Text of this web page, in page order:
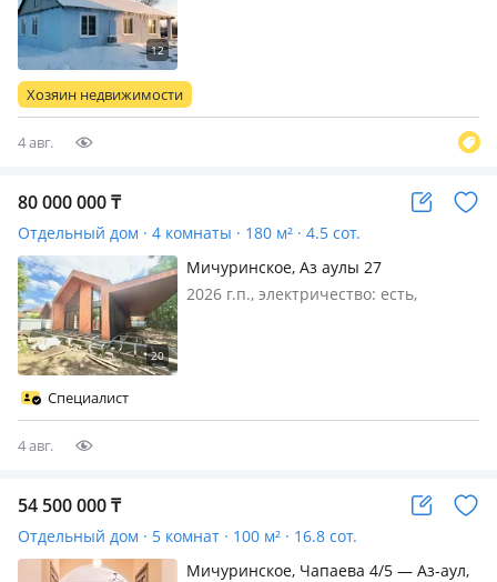
подолеку от речки не затопляемый
участок дом строил для…
Хозяин недвижимости
4 авг.
80 000 000₸
Отдельный дом · 4 комнаты · 180 м² · 4.5 сот.
Мичуринское, Аз аулы 27
2026 г.п., электричество: есть,
вариант для тех, кто ценит
Специалист
4 авг.
54 500 000₸
Отдельный дом · 5 комнат · 100 м² · 16.8 сот.
Мичуринское, Чапаева 4/5 — Аз-аул,